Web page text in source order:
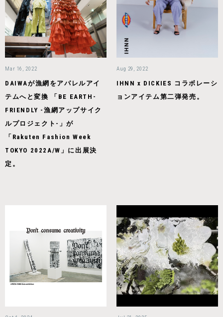
Mar 16, 2022
DAIWAが漁網をアパレルアイ
テムへと変換 「BE EARTH-
FRIENDLY -漁網アップサイク
ルプロジェクト-」が
「Rakuten Fashion Week
TOKYO 2022A/W」に出展決
定。
Aug 29, 2022
IHNN x DICKIES コラボレーシ
ョンアイテム第二弾発売。